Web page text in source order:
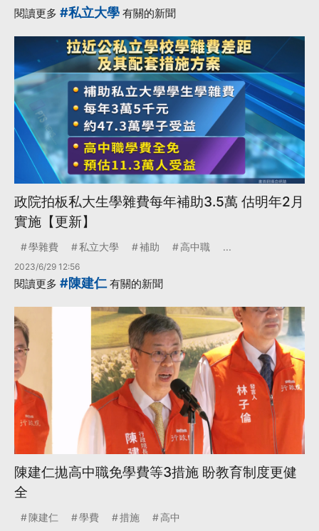
閱讀更多 #私立大學 有關的新聞
政院拍板私大生學雜費每年補助3.5萬 估明年2月
實施【更新】
學雜費 私立大學 補助 高中職 ...
2023/6/29 12:56
閱讀更多 #陳建仁有關的新聞
陳建仁拋高中職免學費等3措施 盼教育制度更健
全
陳建仁 學費 措施 高中